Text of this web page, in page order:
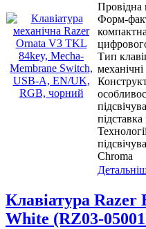
Провідна
Форм-
Тип
механічні
підставка
Chroma
Клавіатура
White (RZ03-